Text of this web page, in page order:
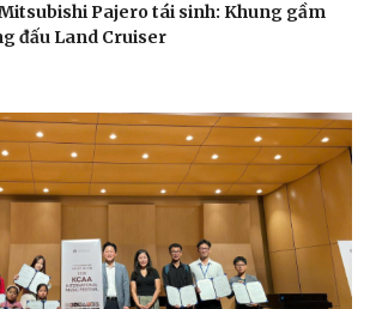
Pajero tái sinh: Khung gầm
đấu Land Cruiser